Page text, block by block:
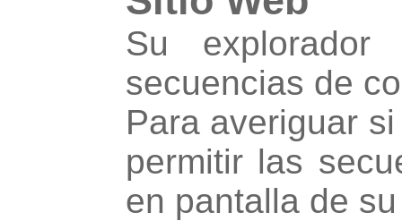
Su
secuencias de
Para averiguar
permitir las
en pantalla de